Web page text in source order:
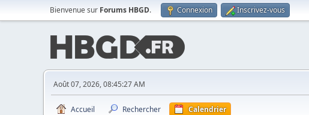
Bienvenue sur Forums HBGD. Connexion Inscrivez-vous
Août 07, 2026, 08:45:27 AM
Accueil Rechercher Calendrier